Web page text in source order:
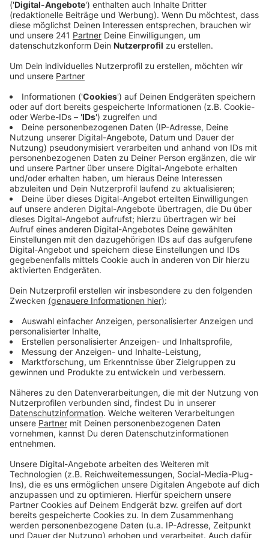
Nachholbedarf bei Digitalisierung?
Anzeige
Die Fraktion setzt sich aktuell für viele digitale
Lösungen in der Leverkusener Verwaltung ein. In dem
neuen Vorschlag heißt es, dass die aktuell
ausschließlich papierbasierten Anträge für Bauprojekte
durch moderne Prozesse ergänzt werden sollen. Der
Antrag sieht ebenso eine Anbindung andas zentrale
Bauportal NRWvor, denn in anderen großen Städten in
NWR sind solche digitalen Anträge schon
möglich. Laut den Grünen hat Leverkusen bei der
Digitalisierung noch Nachholbedarf.
Anzeige
Weitere Meldungen aus Leverkusen
Anzeige
Arbeitslosigkeit in Leverkusen gesunken
Leverkusener Tunnel: Richrath mit Brief an
Verkehrsminister
Neugestaltung der City C in Leverkusen